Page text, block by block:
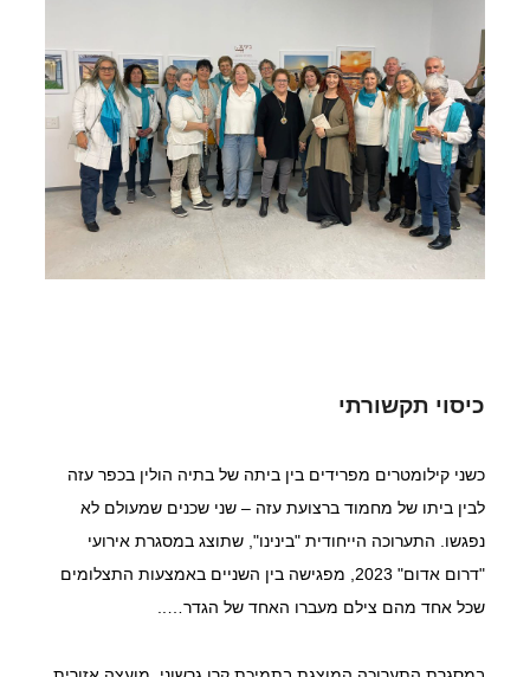
כיסוי תקשורתי
לבין ביתו של מחמוד ברצועת עזה – שני שכנים שמעולם לא
שכל אחד מהם צילם מעברו האחד של הגדר…..